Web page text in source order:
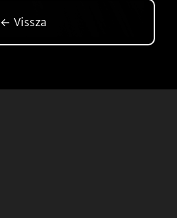
← Vissza